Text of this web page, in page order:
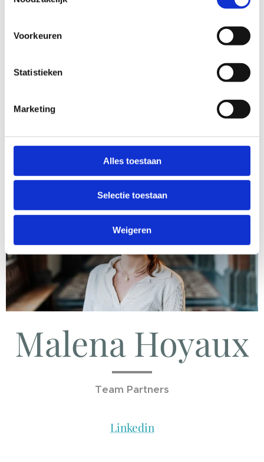
Voorkeuren
Statistieken
Marketing
Alles toestaan
Selectie toestaan
Weigeren
Caroline Jacobs
Malena Hoyaux
Team Partners
Linkedin